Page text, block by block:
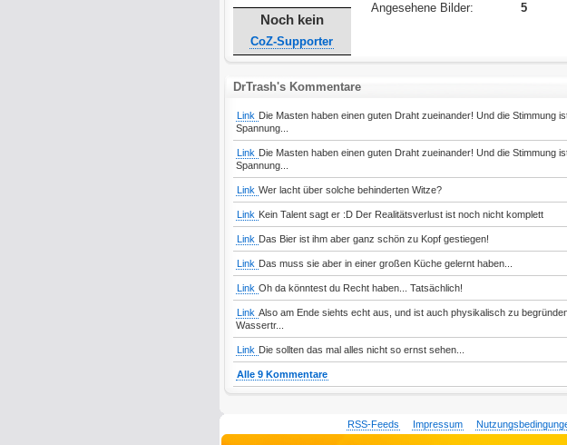
Noch kein
CoZ-Supporter
Angesehene Bilder:
5
DrTrash's Kommentare
Link Die Masten haben einen guten Draht zueinander! Und die Stimmung
Spannung...
Link Die Masten haben einen guten Draht zueinander! Und die Stimmung
Spannung...
Link Wer lacht über solche behinderten Witze?
Link Kein Talent sagt er :D Der Realitätsverlust ist noch nicht komplett
Link Das Bier ist ihm aber ganz schön zu Kopf gestiegen!
Link Das muss sie aber in einer großen Küche gelernt haben...
Link Oh da könntest du Recht haben... Tatsächlich!
Link Also am Ende siehts echt aus, und ist auch physikalisch zu
Wassertr...
Link Die sollten das mal alles nicht so ernst sehen...
Alle 9 Kommentare
RSS-Feeds Impressum